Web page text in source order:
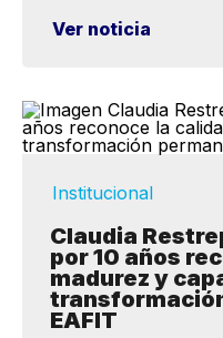
Ver noticia
Institucional
Claudia
por 10 años
madurez y
EAFIT